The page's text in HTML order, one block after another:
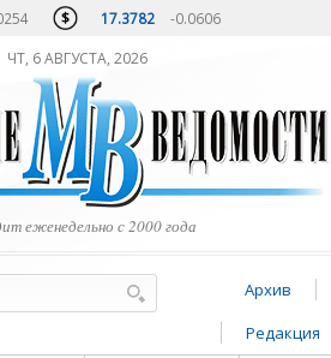
17.3782 -0.0606
ЧТ, 6 АВГУСТА, 2026
еженедельно с 2000 года
Архив
Редакция